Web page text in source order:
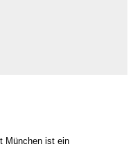
München ist ein